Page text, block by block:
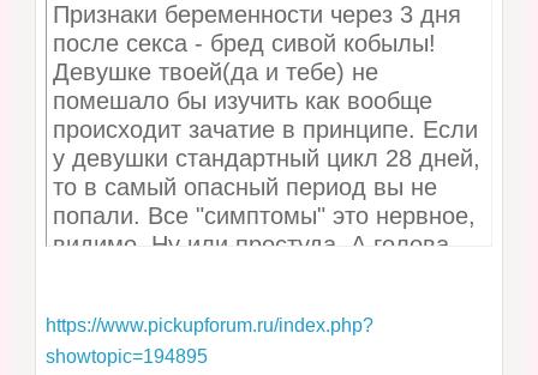
Признаки беременности через 3 дня
после секса - бред сивой кобылы!
Девушке твоей(да и тебе) не
помешало бы изучить как вообще
происходит зачатие в принципе. Если
у девушки стандартный цикл 28 дней,
то в самый опасный период вы не
попали. Все "симптомы" это нервное,
видимо. Ну или простуда. А голова
родителями стать?! Резинки -
сташный дефицит или что?
https://www.pickupforum.ru/index.php?
showtopic=194895